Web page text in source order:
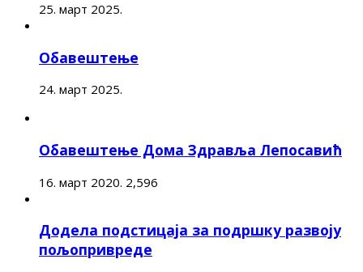
25. март 2025.
Обавештење
24. март 2025.
Обавештење Дома Здравља Лепосавић
16. март 2020. 2,596
Додела подстицаја за подршку развоју
пољопривреде